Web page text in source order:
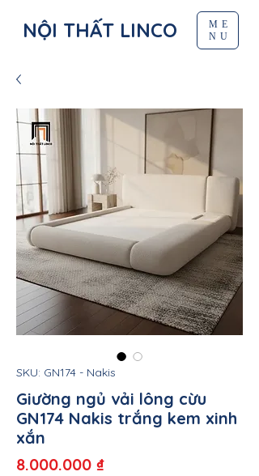
NỘI THẤT LINCO
ME
NU
SKU: GN174 - Nakis
Giường ngủ vải lông cừu
GN174 Nakis trắng kem xinh
xắn
8.000.000 ₫Giá